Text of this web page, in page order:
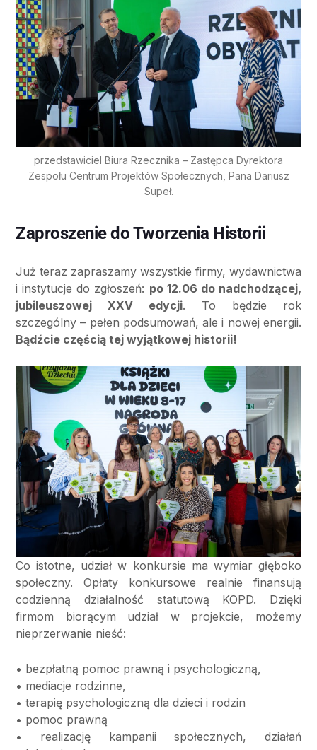
przedstawiciel Biura Rzecznika – Zastępca Dyrektora
Zespołu Centrum Projektów Społecznych, Pana Dariusz
Supeł.
Zaproszenie do Tworzenia Historii
Już teraz zapraszamy wszystkie firmy, wydawnictwa
i instytucje do zgłoszeń: po 12.06 do nadchodzącej,
jubileuszowej XXV edycji. To będzie rok
szczególny – pełen podsumowań, ale i nowej energii.
Bądźcie częścią tej wyjątkowej historii!
Co istotne, udział w konkursie ma wymiar głęboko
społeczny. Opłaty konkursowe realnie finansują
codzienną działalność statutową KOPD. Dzięki
firmom biorącym udział w projekcie, możemy
nieprzerwanie nieść:
• bezpłatną pomoc prawną i psychologiczną,
• mediacje rodzinne,
• terapię psychologiczną dla dzieci i rodzin
• pomoc prawną
• realizację kampanii społecznych, działań